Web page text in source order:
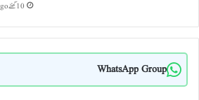
10 گھنٹے ago
WhatsApp Group